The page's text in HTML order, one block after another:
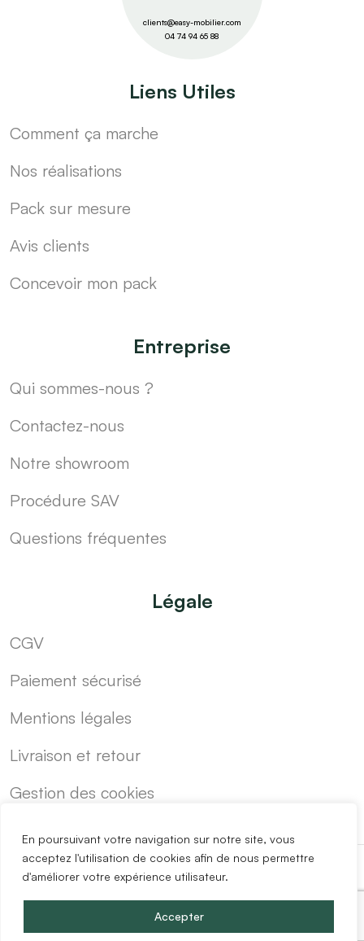
En poursuivant votre navigation sur notre site, vous
acceptez l'utilisation de cookies afin de nous permettre
d'améliorer votre expérience utilisateur.
Accepter
clients@easy-mobilier.com
04 74 94 65 88
Liens Utiles
Comment ça marche
Nos réalisations
Pack sur mesure
Avis clients
Concevoir mon pack
Entreprise
Qui sommes-nous ?
Contactez-nous
Notre showroom
Procédure SAV
Questions fréquentes
Légale
CGV
Paiement sécurisé
Mentions légales
Livraison et retour
Gestion des cookies
-
Copyright @2024 Easy Mobilier.